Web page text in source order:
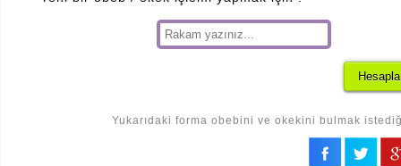
Yukarıdaki forma obebini ve okekini bulmak